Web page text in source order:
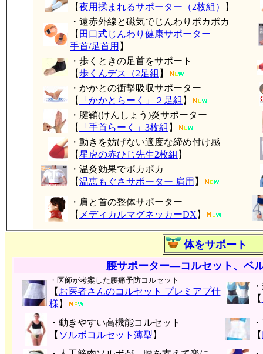
【夜用揉まれるサポーター（2枚組）
】
・遠赤外線と磁気でじんわりポカポカ
【 田口式じんわり健康サポーター
手首/足首用 】
・歩くときの足首をサポート
【歩くんデス（2足組 】
・かかとの衝撃吸収サポーター
【
「かかとらーく」２足組 】
・腱鞘(けんしょう)炎サポーター
【
「手首らーく」3枚組 】
・動きを妨げない適度な締め付け感
【星虎の赤ひじ先生2枚組 】
・温灸効果でポカポカ
【温恵もぐさサポーター 肩用 】
・肩と首の整体サポーター
【 メディカルマグネッカーDX 】
体をサポート
腰サポーター―コルセット、ベ
・医師が考案した腰痛予防コルセット
【 お医者さんのコルセット プレミアプ仕
様 】
【
・動きやすい高機能コルセット
【 ソルボコルセット薄型 】
【